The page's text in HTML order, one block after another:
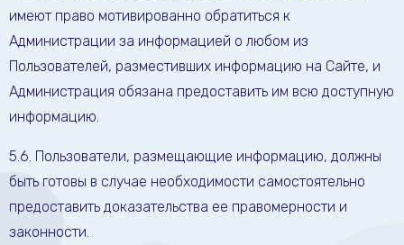
имеют право мотивированно обратиться к
Администрации за информацией о любом из
Пользователей, разместивших информацию на Сайте, и
Администрация обязана предоставить им всю доступную
информацию.
5.6. Пользователи, размещающие информацию, должны
быть готовы в случае необходимости самостоятельно
предоставить доказательства ее правомерности и
законности.